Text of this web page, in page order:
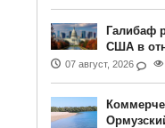
Галибаф
США в
07 август, 2026